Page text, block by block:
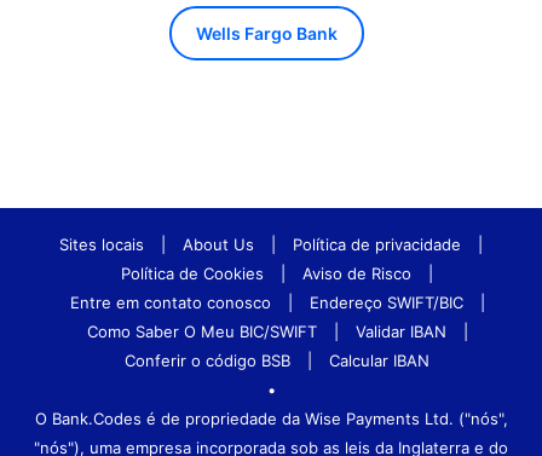
Wells Fargo Bank
Sites locais About Us Política de privacidade
Política de Cookies
Aviso de Risco
Entre em contato conosco
Endereço SWIFT/BIC
Como Saber O Meu BIC/SWIFT
Validar IBAN
Conferir o código BSB
Calcular IBAN
•
O Bank.Codes é de propriedade da Wise Payments Ltd. ("nós",
"nós"), uma empresa incorporada sob as leis da Inglaterra e do